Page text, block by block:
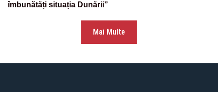
îmbunătăți situația Dunării”
Mai Multe